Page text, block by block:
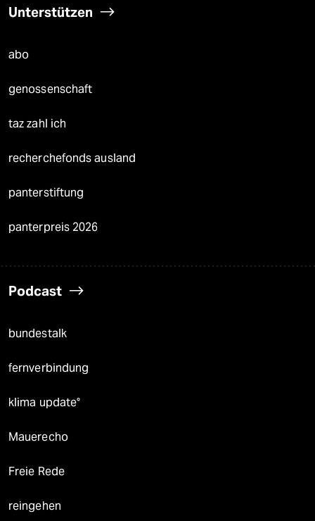
Unterstützen
abo
genossenschaft
taz zahl ich
recherchefonds ausland
panterstiftung
panterpreis 2026
Podcast
bundestalk
fernverbindung
klima update°
Mauerecho
Freie Rede
reingehen